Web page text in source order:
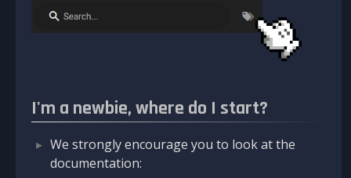
I'm a newbie, where do I start?
We strongly encourage you to look at the
documentation: